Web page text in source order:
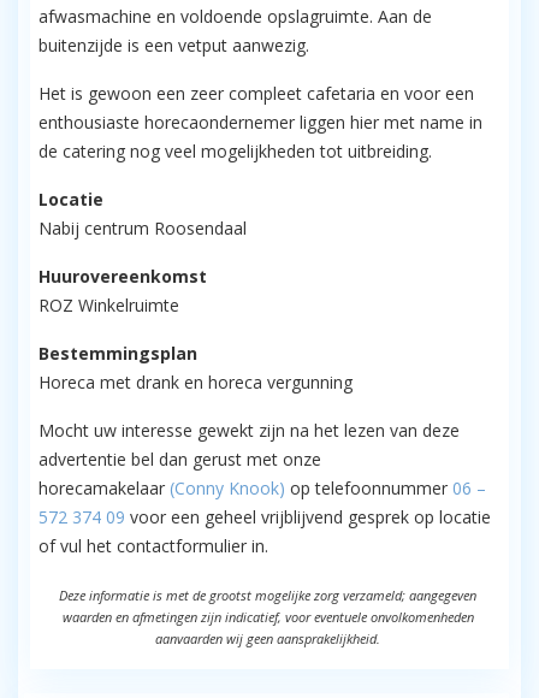
afwasmachine en voldoende opslagruimte. Aan de
buitenzijde is een vetput aanwezig.
Het is gewoon een zeer compleet cafetaria en voor een
enthousiaste horecaondernemer liggen hier met name in
de catering nog veel mogelijkheden tot uitbreiding.
Locatie
Nabij centrum Roosendaal
Huurovereenkomst
ROZ Winkelruimte
Bestemmingsplan
Horeca met drank en horeca vergunning
Mocht uw interesse gewekt zijn na het lezen van deze
advertentie bel dan gerust met onze
horecamakelaar (Conny Knook) op telefoonnummer 06 –
572 374 09 voor een geheel vrijblijvend gesprek op locatie
of vul het contactformulier in.
Deze informatie is met de grootst mogelijke zorg verzameld; aangegeven
waarden en afmetingen zijn indicatief, voor eventuele onvolkomenheden
aanvaarden wij geen aansprakelijkheid.